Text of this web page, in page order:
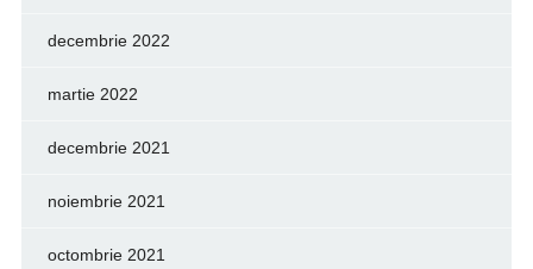
decembrie 2022
martie 2022
decembrie 2021
noiembrie 2021
octombrie 2021